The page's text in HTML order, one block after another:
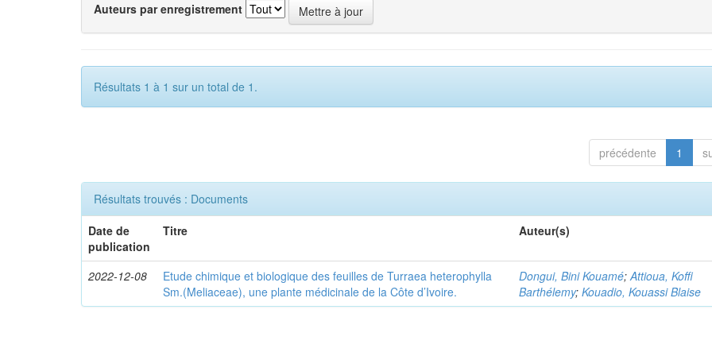
Auteurs par enregistrement
Résultats 1 à 1 sur un total de 1.
précédente 1
Résultats trouvés : Documents
Date de
publication
Titre Auteur(s)
2022-12-08
Etude chimique et biologique des feuilles de Turraea heterophylla
Sm.(Meliaceae), une plante médicinale de la Côte d’Ivoire.
Dongui, Bini Kouamé;Attioua, Koffi
Barthélemy;Kouadio, Kouassi Blaise